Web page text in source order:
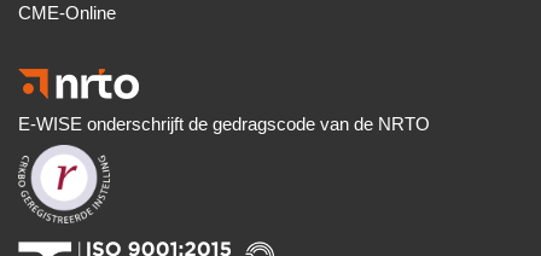
CME-Online
E-WISE onderschrijft de gedragscode van de NRTO